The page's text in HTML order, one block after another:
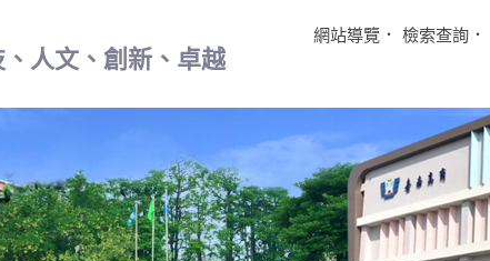
人文、創新、卓越
網站導覽 ． 檢索查詢 ．